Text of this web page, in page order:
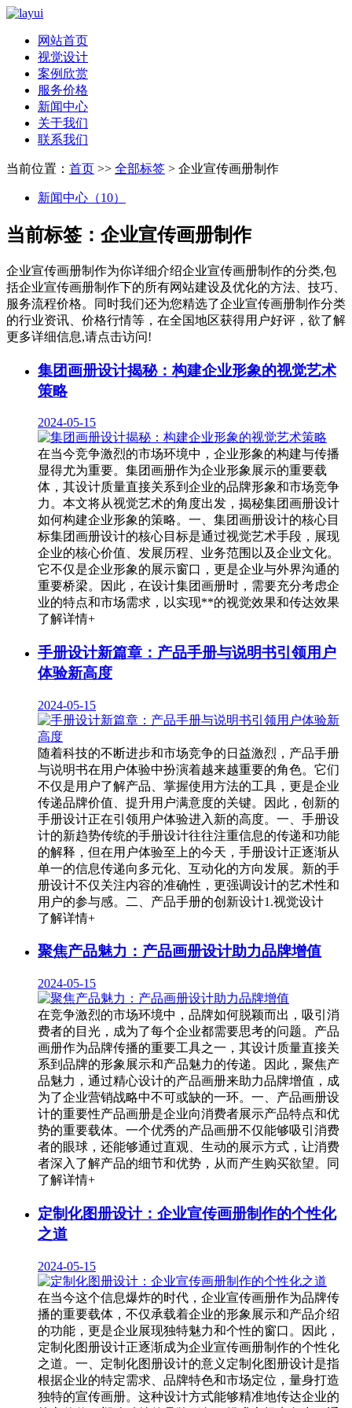
网站首页
视觉设计
案例欣赏
服务价格
新闻中心
关于我们
联系我们
当前位置： 首页 >> 全部标签 > 企业宣传画册制作
新闻中心（10）
当前标签： 企业宣传画册制作
企业宣传画册制作为你详细介绍企业宣传画册制作的分类,包
括企业宣传画册制作下的所有网站建设及优化的方法、技巧、
服务流程价格。同时我们还为您精选了企业宣传画册制作分类
的行业资讯、价格行情等，在全国地区获得用户好评，欲了解
更多详细信息,请点击访问!
集团画册设计揭秘：构建企业形象的视觉艺术
策略
2024-05-15
在当今竞争激烈的市场环境中，企业形象的构建与传播
显得尤为重要。集团画册作为企业形象展示的重要载
体，其设计质量直接关系到企业的品牌形象和市场竞争
力。本文将从视觉艺术的角度出发，揭秘集团画册设计
如何构建企业形象的策略。一、集团画册设计的核心目
标集团画册设计的核心目标是通过视觉艺术手段，展现
企业的核心价值、发展历程、业务范围以及企业文化。
它不仅是企业形象的展示窗口，更是企业与外界沟通的
重要桥梁。因此，在设计集团画册时，需要充分考虑企
业的特点和市场需求，以实现**的视觉效果和传达效果
了解详情+
手册设计新篇章：产品手册与说明书引领用户
体验新高度
2024-05-15
随着科技的不断进步和市场竞争的日益激烈，产品手册
与说明书在用户体验中扮演着越来越重要的角色。它们
不仅是用户了解产品、掌握使用方法的工具，更是企业
传递品牌价值、提升用户满意度的关键。因此，创新的
手册设计正在引领用户体验进入新的高度。一、手册设
计的新趋势传统的手册设计往往注重信息的传递和功能
的解释，但在用户体验至上的今天，手册设计正逐渐从
单一的信息传递向多元化、互动化的方向发展。新的手
册设计不仅关注内容的准确性，更强调设计的艺术性和
用户的参与感。二、产品手册的创新设计1.视觉设计
了解详情+
聚焦产品魅力：产品画册设计助力品牌增值
2024-05-15
在竞争激烈的市场环境中，品牌如何脱颖而出，吸引消
费者的目光，成为了每个企业都需要思考的问题。产品
画册作为品牌传播的重要工具之一，其设计质量直接关
系到品牌的形象展示和产品魅力的传递。因此，聚焦产
品魅力，通过精心设计的产品画册来助力品牌增值，成
为了企业营销战略中不可或缺的一环。一、产品画册设
计的重要性产品画册是企业向消费者展示产品特点和优
势的重要载体。一个优秀的产品画册不仅能够吸引消费
者的眼球，还能够通过直观、生动的展示方式，让消费
者深入了解产品的细节和优势，从而产生购买欲望。同
了解详情+
定制化图册设计：企业宣传画册制作的个性化
之道
2024-05-15
在当今这个信息爆炸的时代，企业宣传画册作为品牌传
播的重要载体，不仅承载着企业的形象展示和产品介绍
的功能，更是企业展现独特魅力和个性的窗口。因此，
定制化图册设计正逐渐成为企业宣传画册制作的个性化
之道。一、定制化图册设计的意义定制化图册设计是指
根据企业的特定需求、品牌特色和市场定位，量身打造
独特的宣传画册。这种设计方式能够精准地传达企业的